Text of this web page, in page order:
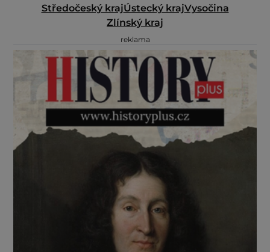
Středočeský krajÚstecký krajVysočina
Zlínský kraj
reklama